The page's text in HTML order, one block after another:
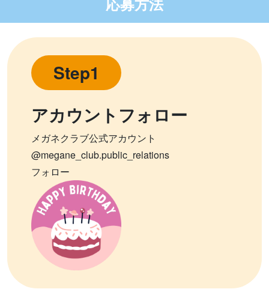
Step1
アカウントフォロー
メガネクラブ公式アカウント
@megane_club.public_relations
フォロー